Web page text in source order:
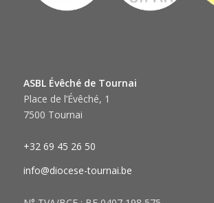
ASBL Évêché de Tournai
Place de l’Évêché, 1
7500 Tournai
+32 69 45 26 50
info@diocese-tournai.be